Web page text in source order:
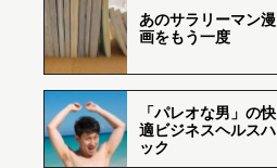
あのサラリーマン漫
画をもう一度
「パレオな男」の快
適ビジネスヘルスハ
ック